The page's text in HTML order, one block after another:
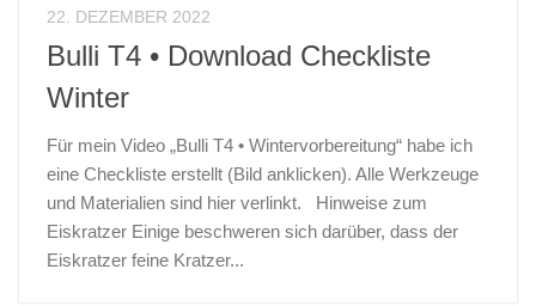
22. DEZEMBER 2022
Bulli T4 • Download Checkliste
Winter
Für mein Video „Bulli T4 • Wintervorbereitung“ habe ich
eine Checkliste erstellt (Bild anklicken). Alle Werkzeuge
und Materialien sind hier verlinkt. Hinweise zum
Eiskratzer Einige beschweren sich darüber, dass der
Eiskratzer feine Kratzer...